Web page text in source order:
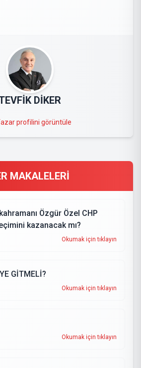
DİKER
profilini görüntüle
MAKALELERİ
Özgür Özel CHP
kazanacak mı?
Okumak için tıklayın
GİTMELİ?
Okumak için tıklayın
Okumak için tıklayın